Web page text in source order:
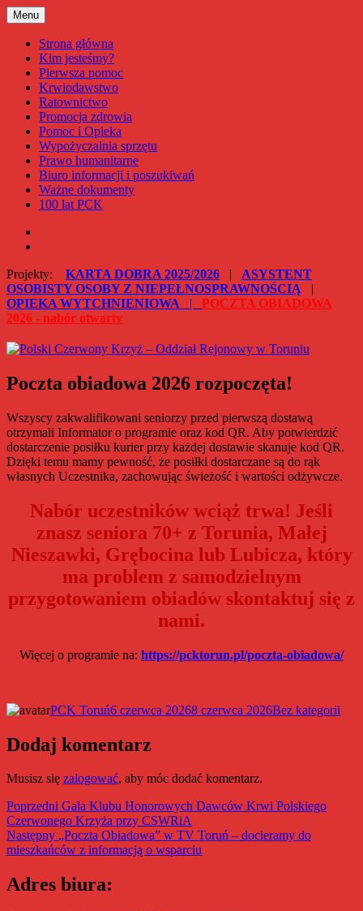
Przejdź
do
treści
Polski Czerwony Krzyż – Oddział Rejonowy w Toruniu
Menu
Strona główna
Kim jesteśmy?
Pierwsza pomoc
Krwiodawstwo
Ratownictwo
Promocja zdrowia
Pomoc i Opieka
Wypożyczalnia sprzętu
Prawo humanitarne
Biuro informacji i poszukiwań
Ważne dokumenty
100 lat PCK
Projekty: KARTA DOBRA 2025/2026 | ASYSTENT
OSOBISTY OSOBY Z NIEPEŁNOSPRAWNOŚCIĄ |
OPIEKA WYTCHNIENIOWA | POCZTA OBIADOWA
2026 - nabór otwarty
Poczta obiadowa 2026 rozpoczęta!
Wszyscy zakwalifikowani seniorzy przed pierwszą dostawą
otrzymali Informator o programie oraz kod QR. Aby potwierdzić
dostarczenie posiłku kurier przy każdej dostawie skanuje kod QR.
Dzięki temu mamy pewność, że posiłki dostarczane są do rąk
własnych Uczestnika, zachowując świeżość i wartości odżywcze.
Nabór uczestników wciąż trwa! Jeśli
znasz seniora 70+ z Torunia, Małej
Nieszawki, Grębocina lub Lubicza, który
ma problem z samodzielnym
przygotowaniem obiadów skontaktuj się z
nami.
Więcej o programie na: https://pcktorun.pl/poczta-obiadowa/
Autor
PCK ToruńData
6 czerwca 20268 czerwca 2026Kategorie
Bez kategorii
Dodaj komentarz
Musisz się zalogować, aby móc dodać komentarz.
Nawigacja
wpisu
Poprzedni Poprzedni
wpis:
Gala Klubu Honorowych Dawców Krwi Polskiego
Czerwonego Krzyża przy CSWRiA
Następny Następny
wpis:
„Poczta Obiadowa” w TV Toruń – docieramy do
mieszkańców z informacją o wsparciu
Adres biura: